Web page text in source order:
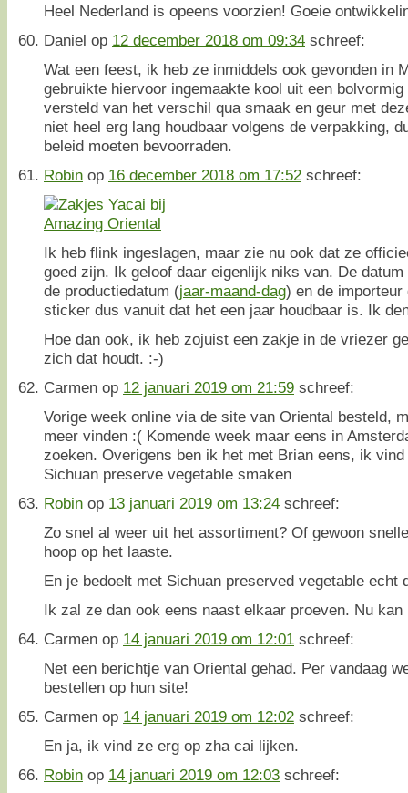
Heel Nederland is opeens voorzien! Goeie
Daniel op 12 december 2018 om 09:34 schreef:
Wat een feest, ik heb ze inmiddels ook gevonden in
gebruikte hiervoor ingemaakte kool uit een
versteld van het verschil qua smaak en geur met
niet heel erg lang houdbaar volgens de verpakking,
beleid moeten bevoorraden.
Robin op 16 december 2018 om 17:52 schreef:
Ik heb flink ingeslagen, maar zie nu ook dat ze
goed zijn. Ik geloof daar eigenlijk niks van. De
de productiedatum (jaar-maand-dag) en de
sticker dus vanuit dat het een jaar houdbaar is. Ik
Hoe dan ook, ik heb zojuist een zakje in de vriezer
zich dat houdt. :-)
Carmen op 12 januari 2019 om 21:59 schreef:
Vorige week online via de site van Oriental besteld,
meer vinden :( Komende week maar eens in
zoeken. Overigens ben ik het met Brian eens, ik
Sichuan preserve vegetable smaken
Robin op 13 januari 2019 om 13:24 schreef:
Zo snel al weer uit het assortiment? Of gewoon
hoop op het laaste.
En je bedoelt met Sichuan preserved vegetable echt
Ik zal ze dan ook eens naast elkaar proeven. Nu kan
Carmen op 14 januari 2019 om 12:01 schreef:
Net een berichtje van Oriental gehad. Per vandaag
bestellen op hun site!
Carmen op 14 januari 2019 om 12:02 schreef:
En ja, ik vind ze erg op zha cai lijken.
Robin op 14 januari 2019 om 12:03 schreef: